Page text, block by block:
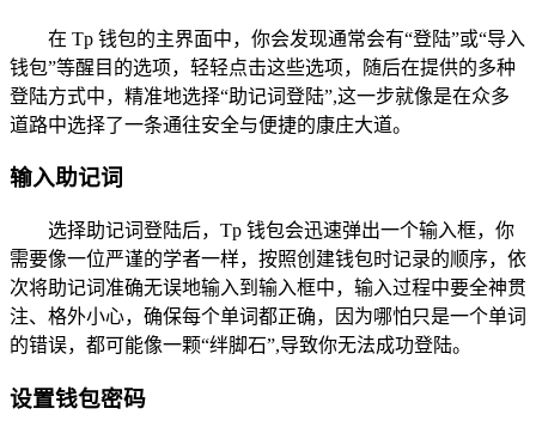
在 Tp 钱包的主界面中，你会发现通常会有“登陆”或“导入
钱包”等醒目的选项，轻轻点击这些选项，随后在提供的多种
登陆方式中，精准地选择“助记词登陆”,这一步就像是在众多
道路中选择了一条通往安全与便捷的康庄大道。
输入助记词
选择助记词登陆后，Tp 钱包会迅速弹出一个输入框，你
需要像一位严谨的学者一样，按照创建钱包时记录的顺序，依
次将助记词准确无误地输入到输入框中，输入过程中要全神贯
注、格外小心，确保每个单词都正确，因为哪怕只是一个单词
的错误，都可能像一颗“绊脚石”,导致你无法成功登陆。
设置钱包密码